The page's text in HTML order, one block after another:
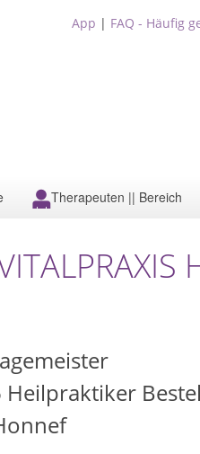
App | FAQ - Häufig
Therapeuten || Bereich
Heilpraktiker